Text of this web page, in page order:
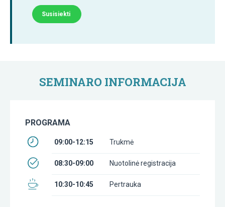
Susisiekti
SEMINARO INFORMACIJA
PROGRAMA
09:00-12:15 Trukmė
08:30-09:00 Nuotolinė registracija
10:30-10:45 Pertrauka